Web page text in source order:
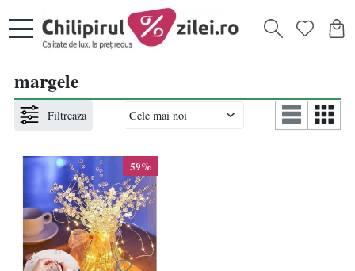
margele
Filtreaza
59%